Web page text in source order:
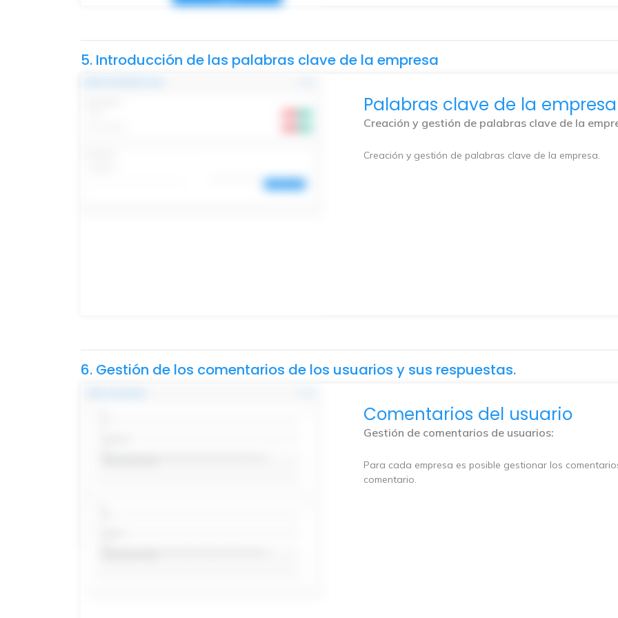
5. Introducción de las palabras clave de la empresa
Palabras clave de la empresa
Creación y gestión de palabras clave de la
Creación y gestión de palabras clave de la empresa.
6. Gestión de los comentarios de los usuarios y sus respuestas.
Comentarios del usuario
Gestión de comentarios de usuarios:
Para cada empresa es posible gestionar los
comentario.